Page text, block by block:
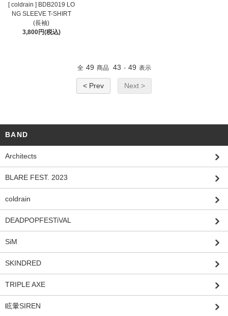
[ coldrain ] BDB2019 LO
NG SLEEVE T-SHIRT
(長袖)
3,800円(税込)
全 49 商品 43 - 49 表示
< Prev Next >
BAND
Architects
BLARE FEST. 2023
coldrain
DEADPOPFESTiVAL
SiM
SKINDRED
TRIPLE AXE
眩暈SIREN